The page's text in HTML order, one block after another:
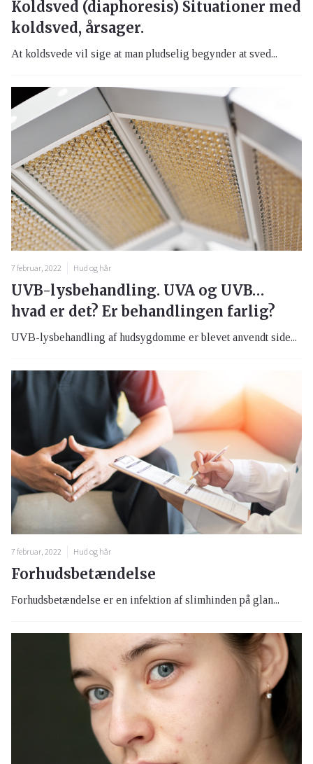
Koldsved (diaphoresis) Situationer med
koldsved, årsager.
At koldsvede vil sige at man pludselig begynder at sved...
7 februar, 2022 Hud og hår
UVB-lysbehandling. UVA og UVB…
hvad er det? Er behandlingen farlig?
UVB-lysbehandling af hudsygdomme er blevet anvendt side...
7 februar, 2022 Hud og hår
Forhudsbetændelse
Forhudsbetændelse er en infektion af slimhinden på glan...